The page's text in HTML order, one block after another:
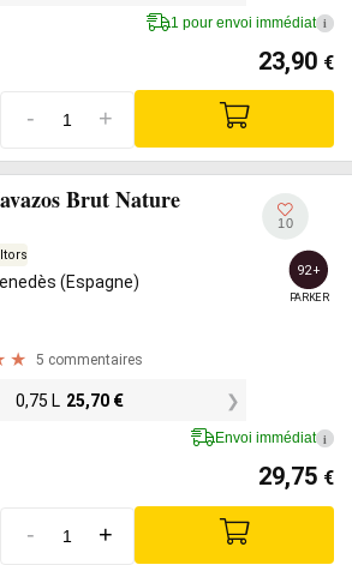
1 pour envoi immédiat i
23,90 €
- +
Brut Nature
(Espagne)
5 commentaires
0,75 L 25,70 €
10
92+
PARKER
Envoi immédiat i
29,75 €
- +